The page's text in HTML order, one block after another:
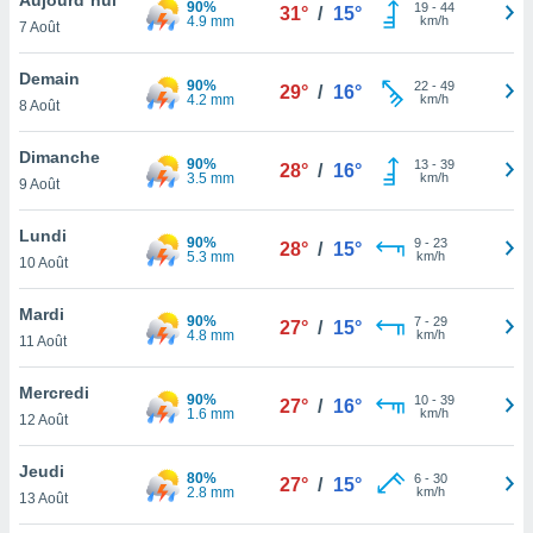
et
»,
au
vous
qu'ils
ou
le
ainsi
un
la
du
7 Août
90%
4.9 mm
31° / 15° 19- 44
km/h
Demain
8 Août
90%
4.2 mm
29° / 16° 22- 49
km/h
Dimanche
9 Août
90%
3.5 mm
28° / 16° 13- 39
km/h
Lundi
10 Août
90%
5.3 mm
28° / 15° 9- 23
km/h
Mardi
11 Août
90%
4.8 mm
27° / 15° 7- 29
km/h
Mercredi
12 Août
90%
1.6 mm
27° / 16° 10- 39
km/h
Jeudi
13 Août
80%
2.8 mm
27° / 15° 6- 30
km/h